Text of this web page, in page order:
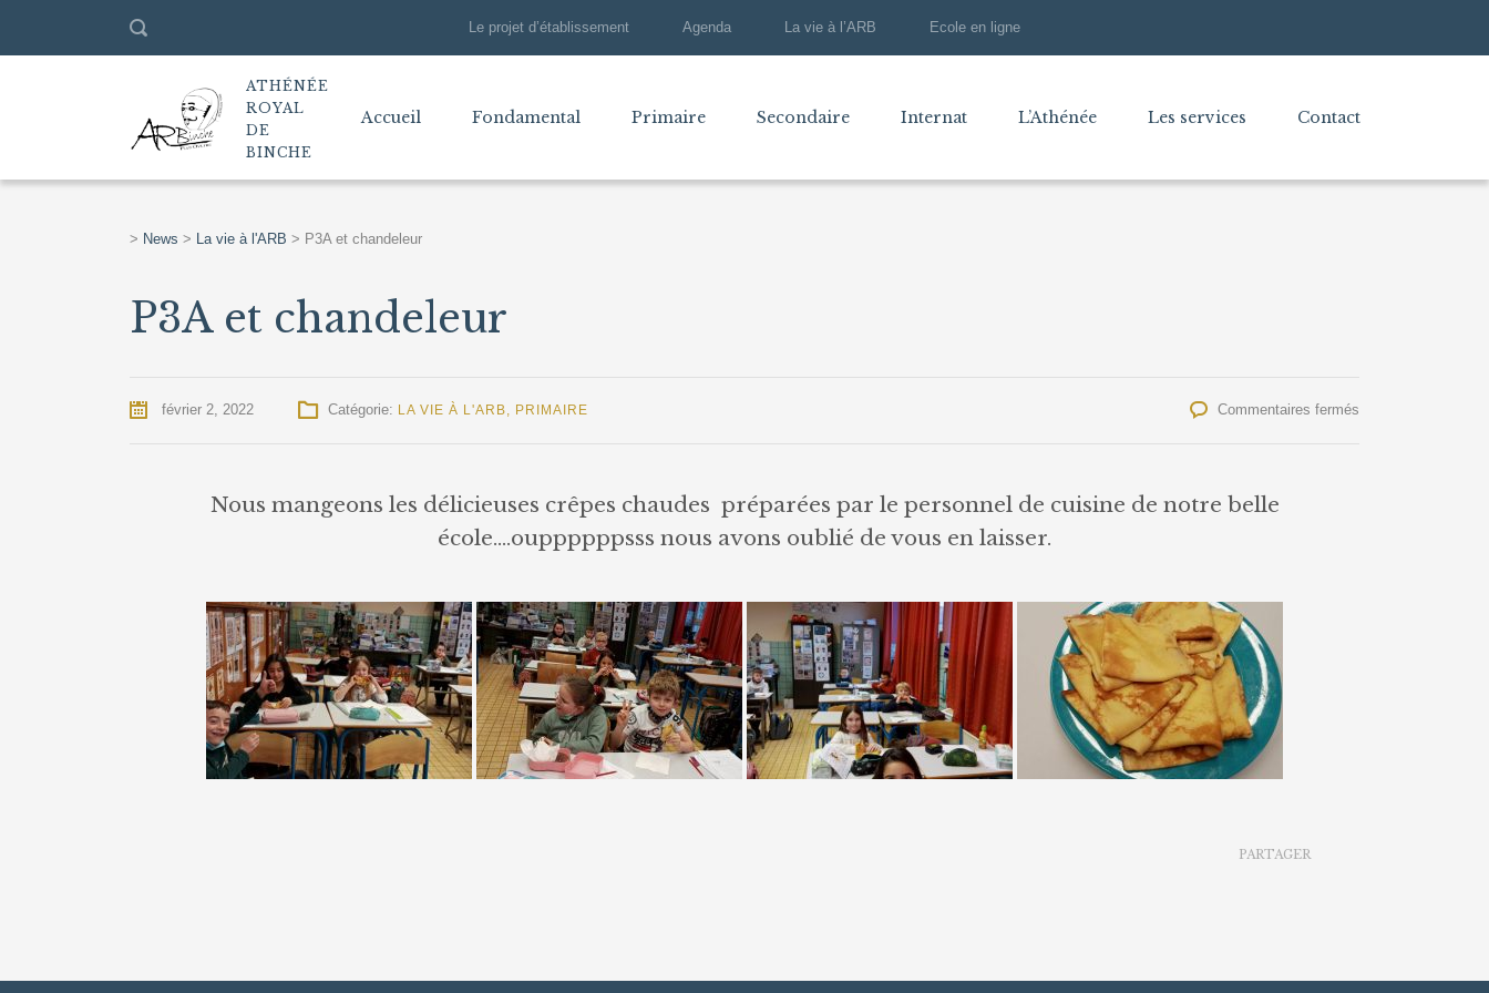
Le projet d’établissement Agenda La vie à l’ARB Ecole en ligne
ATHÉNÉE
ROYAL
DE
BINCHE
Accueil Fondamental Primaire Secondaire Internat L’Athénée Les services Contact
> News > La vie à l'ARB > P3A et chandeleur
P3A et chandeleur
février 2, 2022 Catégorie: LA VIE À L'ARB, PRIMAIRE Commentaires fermés
Nous mangeons les délicieuses crêpes chaudes préparées par le personnel de cuisine de notre belle
école….ouppppppsss nous avons oublié de vous en laisser.
PARTAGER